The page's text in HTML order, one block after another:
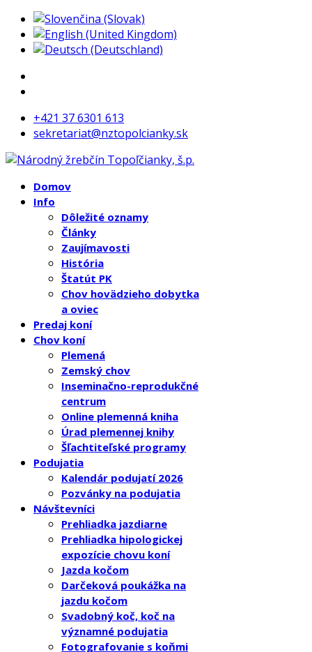
+421 37 6301 613
sekretariat@nztopolcianky.sk
Domov
Info
Dôležité oznamy
Články
Zaujímavosti
História
Štatút PK
Chov hovädzieho dobytka
a oviec
Predaj koní
Chov koní
Plemená
Zemský chov
Inseminačno-reprodukčné
centrum
Online plemenná kniha
Úrad plemennej knihy
Šľachtiteľské programy
Podujatia
Kalendár podujatí 2026
Pozvánky na podujatia
Návštevníci
Prehliadka jazdiarne
Prehliadka hipologickej
expozície chovu koní
Jazda kočom
Darčeková poukážka na
jazdu kočom
Svadobný koč, koč na
významné podujatia
Fotografovanie s koňmi